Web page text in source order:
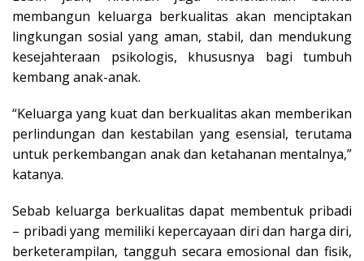
membangun keluarga berkualitas akan menciptakan
lingkungan sosial yang aman, stabil, dan mendukung
kesejahteraan psikologis, khususnya bagi tumbuh
kembang anak-anak.
“Keluarga yang kuat dan berkualitas akan memberikan
perlindungan dan kestabilan yang esensial, terutama
untuk perkembangan anak dan ketahanan mentalnya,”
katanya.
Sebab keluarga berkualitas dapat membentuk pribadi
– pribadi yang memiliki kepercayaan diri dan harga diri,
berketerampilan, tangguh secara emosional dan fisik,